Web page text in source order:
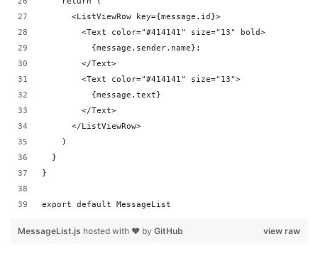
      <ListViewRow key={message.id}>
        <Text color="#414141" size="13" bold>
          {message.sender.name}:
        </Text>
        <Text color="#414141" size="13">
          {message.text}
        </Text>
      </ListViewRow>
    )
  }
}
export default MessageList
view raw
MessageList.js hosted with ❤ by GitHub